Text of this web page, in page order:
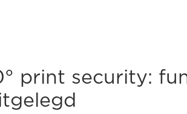
print security: